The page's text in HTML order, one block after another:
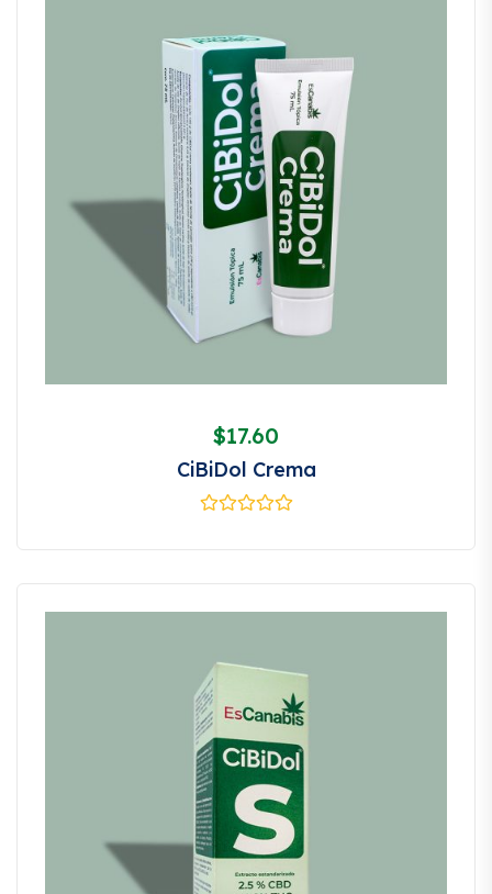
$17.60
CiBiDol Crema